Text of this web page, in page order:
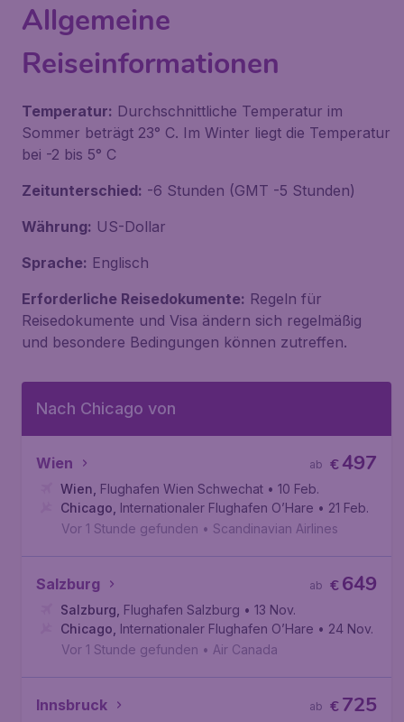
Allgemeine
Reiseinformationen
Temperatur: Durchschnittliche Temperatur im
Sommer beträgt 23° C. Im Winter liegt die Temperatur
bei -2 bis 5° C
Zeitunterschied: -6 Stunden (GMT -5 Stunden)
Währung: US-Dollar
Sprache: Englisch
Erforderliche Reisedokumente: Regeln für
Reisedokumente und Visa ändern sich regelmäßig
und besondere Bedingungen können zutreffen.
Nach Chicago von
Wien €497
ab
Wien Flughafen Wien Schwechat • 10 Feb.
Chicago Internationaler Flughafen O’Hare • 21 Feb.
Vor 1 Stunde gefunden • Scandinavian Airlines
Salzburg €649
ab
Salzburg Flughafen Salzburg • 13 Nov.
Chicago Internationaler Flughafen O’Hare • 24 Nov.
Vor 1 Stunde gefunden • Air Canada
Innsbruck €725
ab